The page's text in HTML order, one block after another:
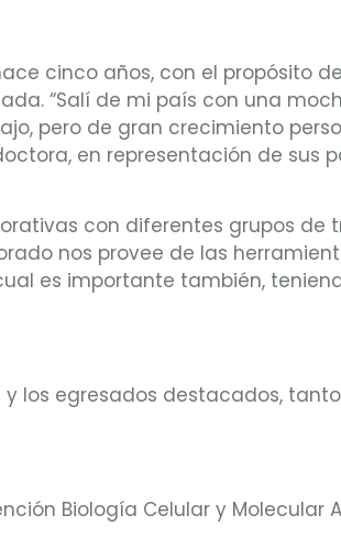
cinco años, con el propósito
“Salí de mi país con una
pero de gran crecimiento
en representación de sus
con diferentes grupos de
nos provee de las
es importante también,
los egresados destacados,
Biología Celular y Molecular